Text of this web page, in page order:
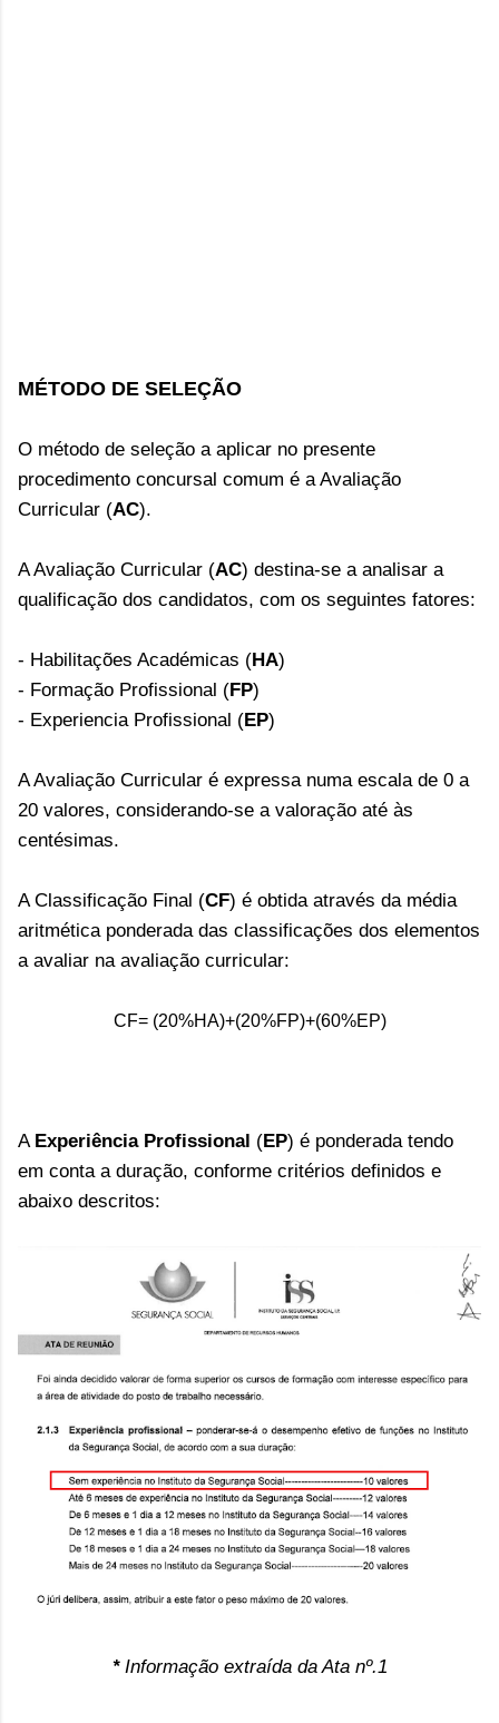
MÉTODO DE SELEÇÃO
O método de seleção a aplicar no presente
procedimento concursal comum é a Avaliação
Curricular (AC).
A Avaliação Curricular (AC) destina-se a analisar a
qualificação dos candidatos, com os seguintes fatores:
- Habilitações Académicas (HA)
- Formação Profissional (FP)
- Experiencia Profissional (EP)
A Avaliação Curricular é expressa numa escala de 0 a
20 valores, considerando-se a valoração até às
centésimas.
A Classificação Final (CF) é obtida através da média
aritmética ponderada das classificações dos elementos
a avaliar na avaliação curricular:
CF= (20%HA)+(20%FP)+(60%EP)
A Experiência Profissional (EP) é ponderada tendo
em conta a duração, conforme critérios definidos e
abaixo descritos:
*Informação extraída da Ata nº.1